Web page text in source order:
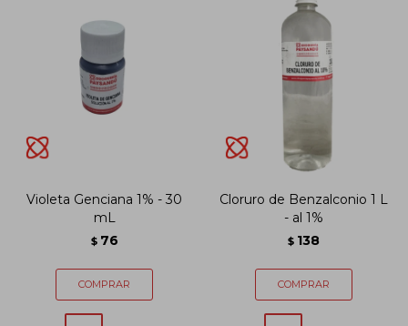
Violeta Genciana 1% - 30
mL
$ 76
Cloruro de Benzalconio 1 L
- al 1%
$ 138